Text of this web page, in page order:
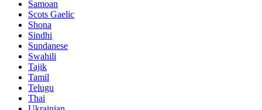
Samoan
Scots Gaelic
Shona
Sindhi
Sundanese
Swahili
Tajik
Tamil
Telugu
Thai